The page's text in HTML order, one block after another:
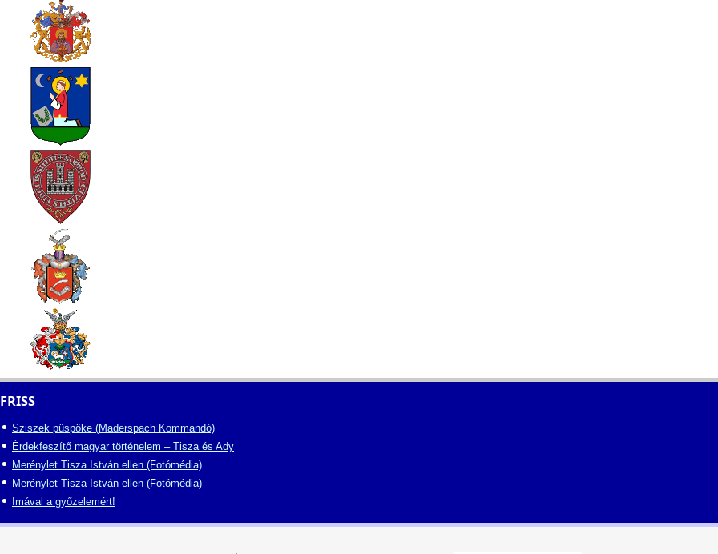
FRISS
Sziszek püspöke (Maderspach Kommandó)
Érdekfeszítő magyar történelem – Tisza és Ady
Merénylet Tisza István ellen (Fotómédia)
Merénylet Tisza István ellen (Fotómédia)
Imával a győzelemért!